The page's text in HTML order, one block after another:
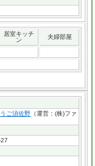
居室キッチ
ン
夫婦部屋
ご須佐野 （運営：(株)ファ